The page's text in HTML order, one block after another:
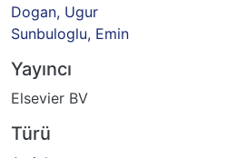
Dogan, Ugur
Sunbuloglu, Emin
Yayıncı
Elsevier BV
Türü